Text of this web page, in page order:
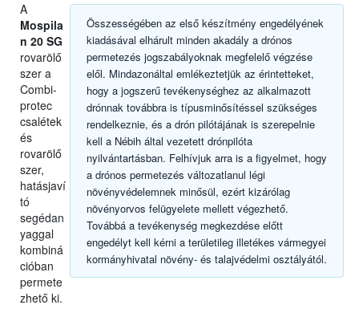
Összességében az első készítmény engedélyének
kiadásával elhárult minden akadály a drónos
permetezés jogszabályoknak megfelelő végzése
elől. Mindazonáltal emlékeztetjük az érintetteket,
hogy a jogszerű tevékenységhez az alkalmazott
drónnak továbbra is típusminősítéssel szükséges
rendelkeznie, és a drón pilótájának is szerepelnie
kell a Nébih által vezetett drónpilóta
nyilvántartásban. Felhívjuk arra is a figyelmet, hogy
a drónos permetezés változatlanul légi
növényvédelemnek minősül, ezért kizárólag
növényorvos felügyelete mellett végezhető.
Továbbá a tevékenység megkezdése előtt
engedélyt kell kérni a területileg illetékes vármegyei
kormányhivatal növény- és talajvédelmi osztályától.
A
Mospila
n 20 SG
rovarölő
szer a
Combi-
protec
csalétek
és
rovarölő
szer,
hatásjaví
tó
segédan
yaggal
kombiná
cióban
permete
zhető ki.